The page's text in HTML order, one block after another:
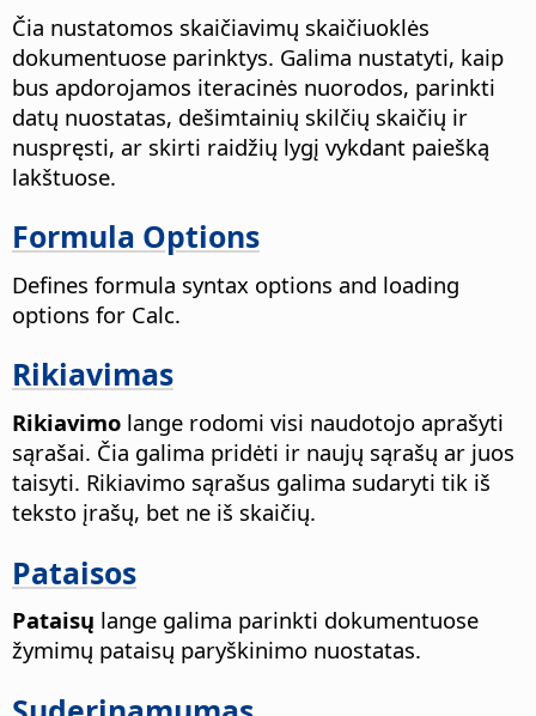
Čia nustatomos skaičiavimų skaičiuoklės
dokumentuose parinktys. Galima nustatyti, kaip
bus apdorojamos iteracinės nuorodos, parinkti
datų nuostatas, dešimtainių skilčių skaičių ir
nuspręsti, ar skirti raidžių lygį vykdant paiešką
lakštuose.
Formula Options
Defines formula syntax options and loading
options for Calc.
Rikiavimas
Rikiavimo lange rodomi visi naudotojo aprašyti
sąrašai. Čia galima pridėti ir naujų sąrašų ar juos
taisyti. Rikiavimo sąrašus galima sudaryti tik iš
teksto įrašų, bet ne iš skaičių.
Pataisos
Pataisų lange galima parinkti dokumentuose
žymimų pataisų paryškinimo nuostatas.